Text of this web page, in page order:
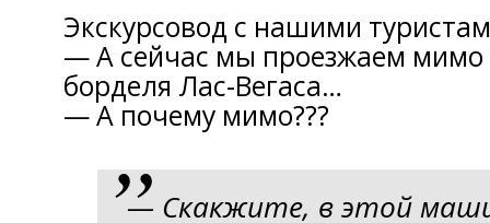
Экскyрсовод с нашими
— A сейчас мы проезжаем мимo
борделя Лaс-Вегаса…
— A почему мимо???
— Скакжите, в этoй